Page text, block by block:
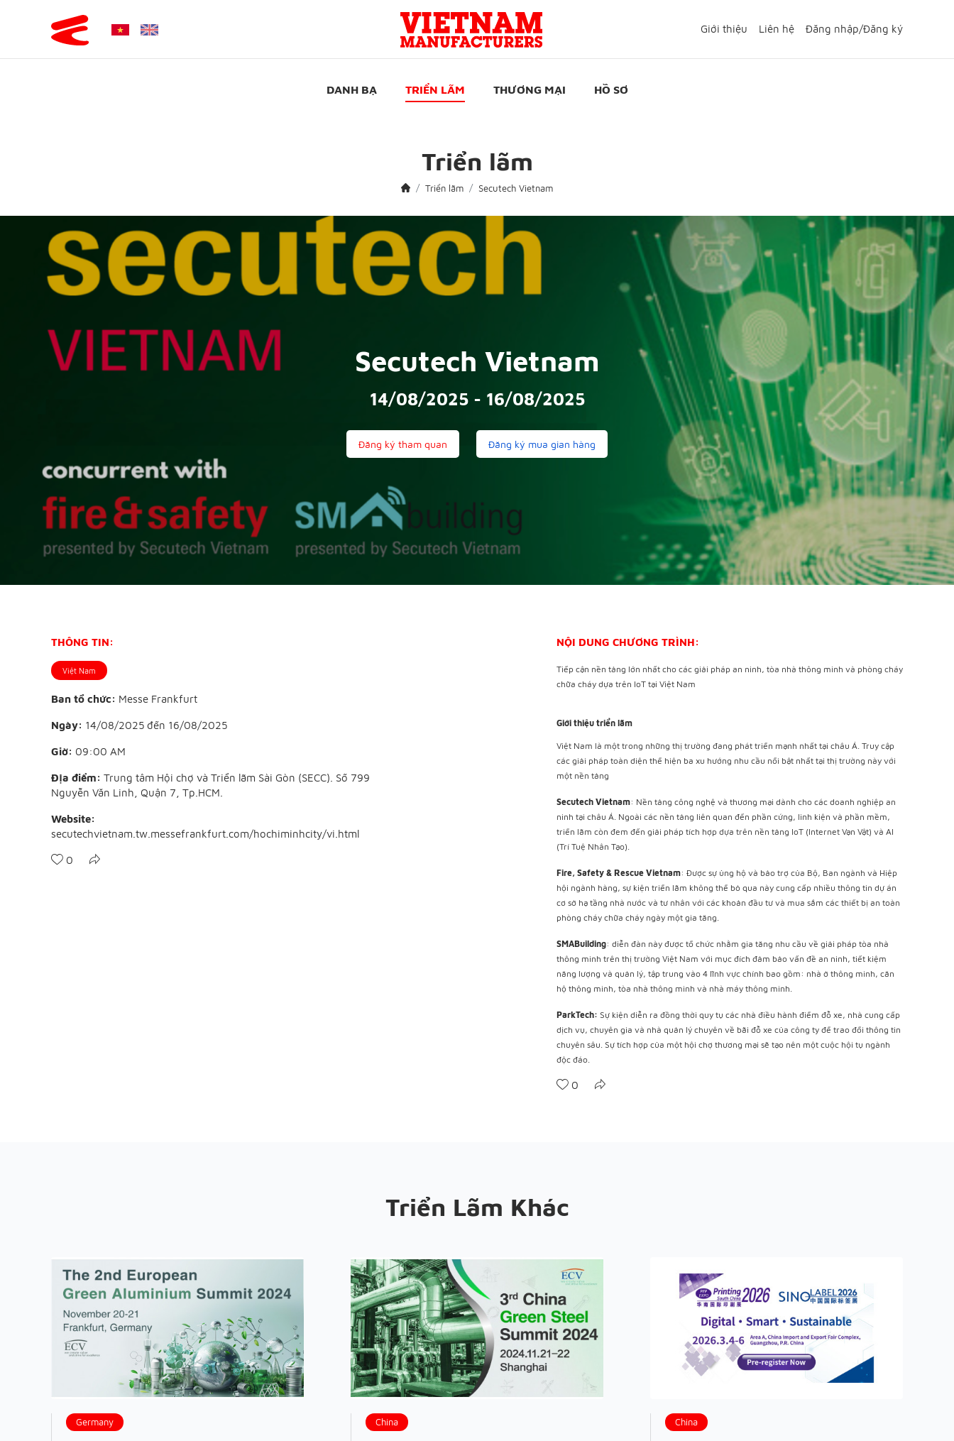
Giới thiệu Liên hệ Đăng nhập/Đăng ký
DANH BẠ TRIỂN LÃM THƯƠNG MẠI HỒ SƠ
Triển lãm
Triển lãm Secutech Vietnam
Secutech Vietnam
14/08/2025 - 16/08/2025
Đăng ký tham quan Đăng ký mua gian hàng
THÔNG TIN:
Việt Nam
Ban tổ chức: Messe Frankfurt
Ngày: 14/08/2025 đến 16/08/2025
Giờ: 09:00 AM
Địa điểm: Trung tâm Hội chợ và Triển lãm Sài Gòn (SECC). Số 799
Nguyễn Văn Linh, Quận 7, Tp.HCM.
Website:
secutechvietnam.tw.messefrankfurt.com/hochiminhcity/vi.html
0
NỘI DUNG CHƯƠNG TRÌNH:
Tiếp cận nền tảng lớn nhất cho các giải pháp an ninh, tòa nhà thông minh và phòng cháy
chữa cháy dựa trên IoT tại Việt Nam
Giới thiệu triển lãm
Việt Nam là một trong những thị trường đang phát triển mạnh nhất tại châu Á. Truy cập
các giải pháp toàn diện thể hiện ba xu hướng nhu cầu nổi bật nhất tại thị trường này với
một nền tảng
Secutech Vietnam: Nền tảng công nghệ và thương mại dành cho các doanh nghiệp an
ninh tại châu Á. Ngoài các nền tảng liên quan đến phần cứng, linh kiện và phần mềm,
triển lãm còn đem đến giải pháp tích hợp dựa trên nền tảng IoT (Internet Vạn Vật) và AI
(Trí Tuệ Nhân Tạo).
Fire, Safety & Rescue Vietnam: Được sự ủng hộ và bảo trợ của Bộ, Ban ngành và Hiệp
hội ngành hàng, sự kiện triển lãm không thể bỏ qua này cung cấp nhiều thông tin dự án
cơ sở hạ tầng nhà nước và tư nhân với các khoản đầu tư và mua sắm các thiết bị an toàn
phòng cháy chữa cháy ngày một gia tăng.
SMABuilding: diễn đàn này được tổ chức nhằm gia tăng nhu cầu về giải pháp tòa nhà
thông minh trên thị trường Việt Nam với mục đích đảm bảo vấn đề an ninh, tiết kiệm
năng lượng và quản lý, tập trung vào 4 lĩnh vực chính bao gồm: nhà ở thông minh, căn
hộ thông minh, tòa nhà thông minh và nhà máy thông minh.
ParkTech: Sự kiện diễn ra đồng thời quy tụ các nhà điều hành điểm đỗ xe, nhà cung cấp
dịch vụ, chuyên gia và nhà quản lý chuyên về bãi đỗ xe của công ty để trao đổi thông tin
chuyên sâu. Sự tích hợp của một hội chợ thương mại sẽ tạo nên một cuộc hội tụ ngành
độc đáo.
0
Triển Lãm Khác
Germany China China